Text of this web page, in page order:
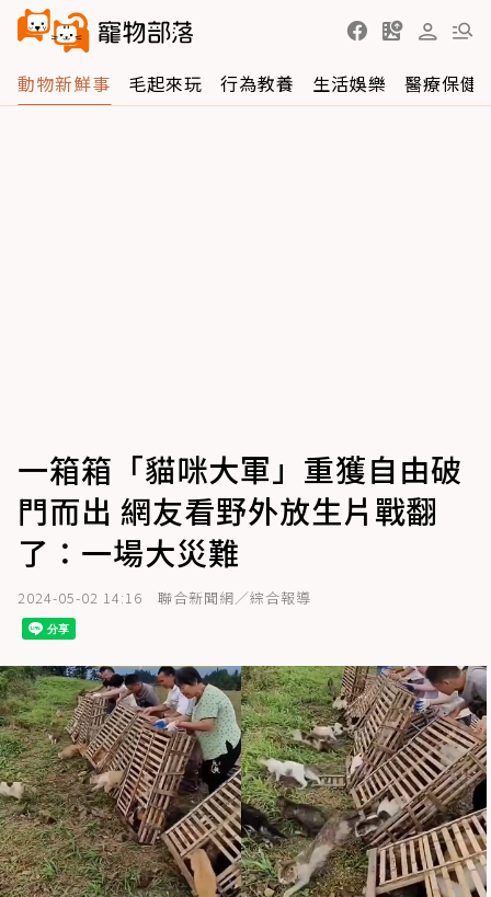
動物新鮮事 毛起來玩 行為教養 生活娛樂 醫療保健
一箱箱「貓咪大軍」重獲自由破
門而出 網友看野外放生片戰翻
了：一場大災難
2024-05-02 14:16 聯合新聞網／綜合報導